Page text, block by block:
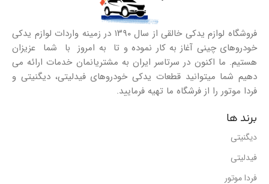
فروشگاه لوازم یدکی خالقی از سال ۱۳۹۰ در زمینه واردات لوازم یدکی
خودروهای چینی آغاز به کار نموده و تا به امروز با شما عزیزان
هستیم. ما اکنون در سرتاسر ایران به مشتریانمان خدمات ارائه می
دهیم شما میتوانید قطعات یدکی خودروهای فیدلیتی، دیگنیتی و
فردا موتور را از فرشگاه ما تهیه فرمایید.
برند ها
دیگنیتی
فیدلیتی
فردا موتور